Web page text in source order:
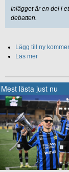
Inlägget är en del i
debatten.
Lägg till ny
Läs mer
Mest lästa just nu